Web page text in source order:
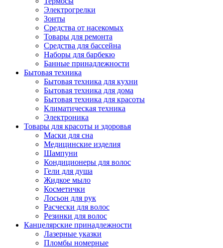
Электрогрелки
Зонты
Средства от насекомых
Товары для ремонта
Средства для бассейна
Наборы для барбекю
Банные принадлежности
Бытовая техника
Бытовая техника для кухни
Бытовая техника для дома
Бытовая техника для красоты
Климатическая техника
Электроника
Товары для красоты и здоровья
Маски для сна
Медицинские изделия
Шампуни
Кондиционеры для волос
Гели для душа
Жидкое мыло
Косметички
Лосьон для рук
Расчески для волос
Резинки для волос
Канцелярские принадлежности
Лазерные указки
Пломбы номерные